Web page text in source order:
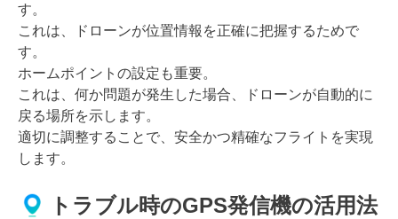
す。
これは、ドローンが位置情報を正確に把握するためで
す。
ホームポイントの設定も重要。
これは、何か問題が発生した場合、ドローンが自動的に
戻る場所を示します。
適切に調整することで、安全かつ精確なフライトを実現
します。
トラブル時のGPS発信機の活用法